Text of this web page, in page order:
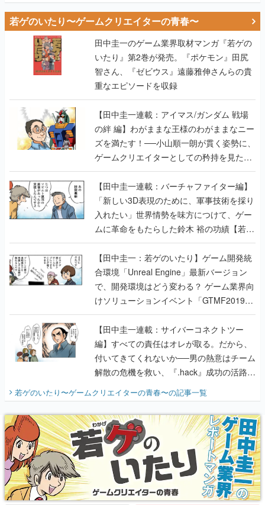
若ゲのいたり〜ゲームクリエイターの青春〜
田中圭一のゲーム業界取材マンガ『若ゲの
いたり』第2巻が発売。『ポケモン』田尻
智さん、『ゼビウス』遠藤雅伸さんらの貴
重なエピソードを収録
【田中圭一連載：アイマス/ガンダム 戦場
の絆 編】わがままな王様のわがままなニー
ズを満たす！──小山順一朗が貫く姿勢に、
ゲームクリエイターとしての矜持を見た
【若ゲのいたり最終回】
【田中圭一連載：バーチャファイター編】
「新しい3D表現のために、軍事技術を採り
入れたい」世界情勢を味方につけて、ゲー
ムに革命をもたらした鈴木 裕の功績【若ゲ
のいたり】
【田中圭一：若ゲのいたり】ゲーム開発統
合環境「Unreal Engine」最新バージョン
で、開発環境はどう変わる？ ゲーム業界向
けソリューションイベント「GTMF2019」
に行って、より理解を深めよう【PR】
【田中圭一連載：サイバーコネクトツー
編】すべての責任はオレが取る。だから、
付いてきてくれないか──男の熱意はチーム
解散の危機を救い、『.hack』成功の活路を
『少年ジャンプ』色だった【若ゲのいた
り】
若ゲのいたり〜ゲームクリエイターの青春〜の記事一覧